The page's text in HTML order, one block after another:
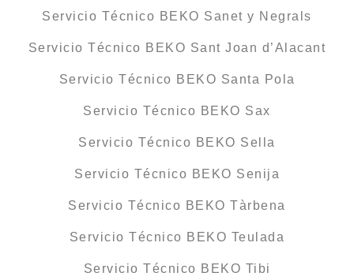
Servicio Técnico BEKO Sanet y Negrals
Servicio Técnico BEKO Sant Joan d’Alacant
Servicio Técnico BEKO Santa Pola
Servicio Técnico BEKO Sax
Servicio Técnico BEKO Sella
Servicio Técnico BEKO Senija
Servicio Técnico BEKO Tàrbena
Servicio Técnico BEKO Teulada
Servicio Técnico BEKO Tibi